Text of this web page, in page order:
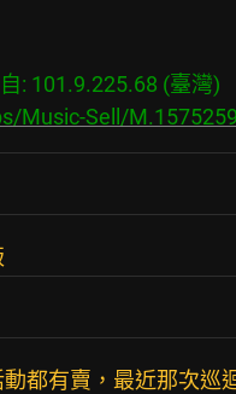
: 101.9.225.68 (臺灣)
Music-Sell/
都有賣，最近那次巡